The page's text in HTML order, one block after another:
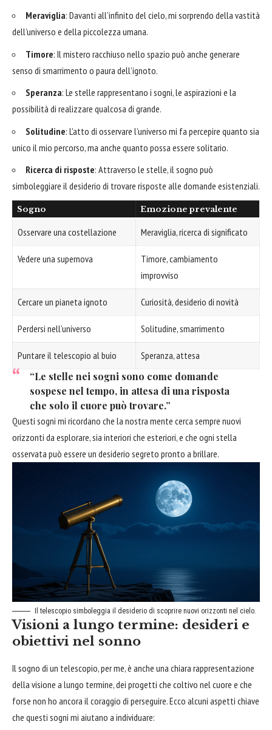
Meraviglia: Davanti all’infinito del cielo, mi sorprendo della vastità
dell’universo e della piccolezza umana.
Timore: Il mistero racchiuso nello spazio può anche generare
senso di smarrimento o paura dell’ignoto.
Speranza: Le stelle rappresentano i sogni, le aspirazioni e la
possibilità di realizzare qualcosa di grande.
Solitudine: L’atto di osservare l’universo mi fa percepire quanto sia
unico il mio percorso, ma anche quanto possa essere solitario.
Ricerca di risposte: Attraverso le stelle, il sogno può
simboleggiare il desiderio di trovare risposte alle domande esistenziali.
Sogno Emozione prevalente
Osservare una costellazione Meraviglia, ricerca di significato
Vedere una supernova
Timore, cambiamento
improvviso
Cercare un pianeta ignoto Curiosità, desiderio di novità
Perdersi nell’universo Solitudine, smarrimento
Puntare il telescopio al buio Speranza, attesa
“Le stelle nei sogni sono come domande
sospese nel tempo, in attesa di una risposta
che solo il cuore può trovare.”
Questi sogni mi ricordano che la nostra mente cerca sempre nuovi
orizzonti da esplorare, sia interiori che esteriori, e che ogni stella
osservata può essere un desiderio segreto pronto a brillare.
Il telescopio simboleggia il desiderio di scoprire nuovi orizzonti nel cielo.
Visioni a lungo termine: desideri e
obiettivi nel sonno
Il sogno di un telescopio, per me, è anche una chiara rappresentazione
della visione a lungo termine, dei progetti che coltivo nel cuore e che
forse non ho ancora il coraggio di perseguire. Ecco alcuni aspetti chiave
che questi sogni mi aiutano a individuare: